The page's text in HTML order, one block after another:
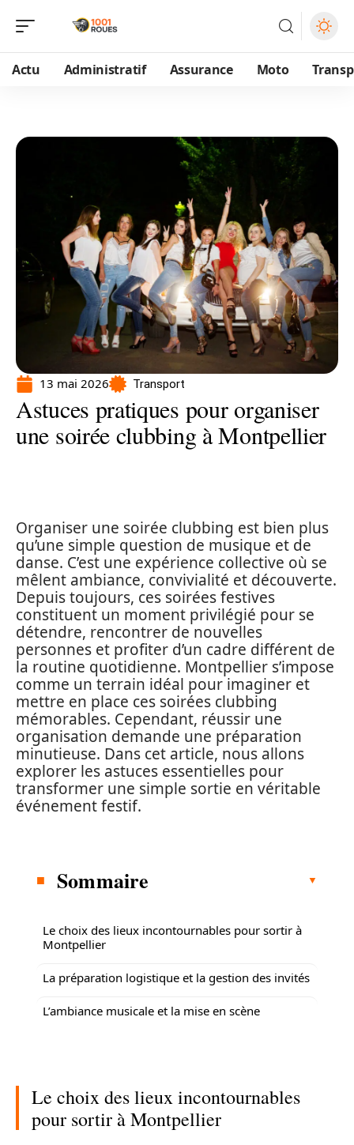
Actu Administratif Assurance Moto
13 mai 2026 Transport
Astuces pratiques pour organiser
une soirée clubbing à Montpellier
Organiser une soirée clubbing est bien plus
qu’une simple question de musique et de
danse. C’est une expérience collective où se
mêlent ambiance, convivialité et découverte.
Depuis toujours, ces soirées festives
constituent un moment privilégié pour se
détendre, rencontrer de nouvelles
personnes et profiter d’un cadre différent de
la routine quotidienne. Montpellier s’impose
comme un terrain idéal pour imaginer et
mettre en place ces soirées clubbing
mémorables. Cependant, réussir une
organisation demande une préparation
minutieuse. Dans cet article, nous allons
explorer les astuces essentielles pour
transformer une simple sortie en véritable
événement festif.
Sommaire
Le choix des lieux incontournables pour sortir à
Montpellier
La préparation logistique et la gestion des invités
L’ambiance musicale et la mise en scène
Le choix des lieux incontournables
pour sortir à Montpellier